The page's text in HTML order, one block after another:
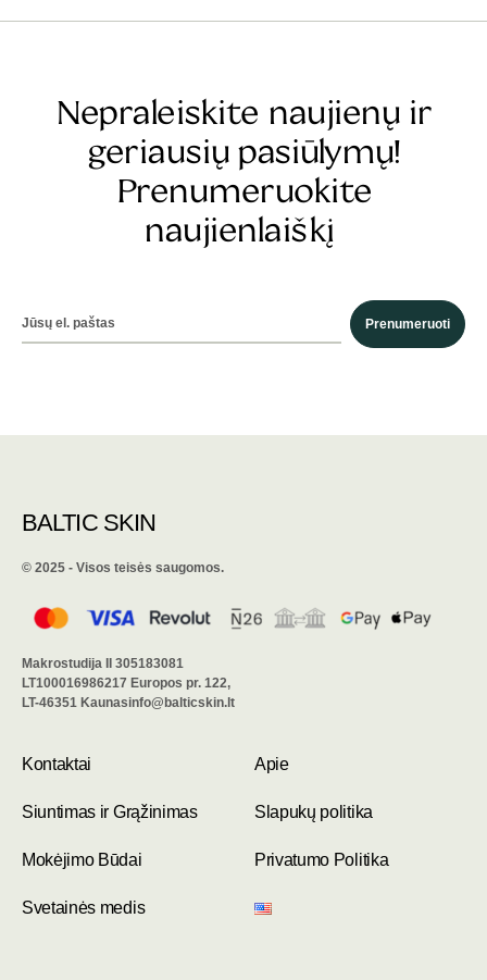
Nepraleiskite naujienų ir
geriausių pasiūlymų!
Prenumeruokite
naujienlaiškį
Prenumeruoti
BALTIC SKIN
©️ 2025 - Visos teisės saugomos.
Kontaktai Apie
Siuntimas ir Grąžinimas Slapukų politika
Mokėjimo Būdai Privatumo Politika
Svetainės medis
Makrostudija II 305183081
LT100016986217 Europos pr. 122,
LT-46351 Kaunasinfo@balticskin.lt